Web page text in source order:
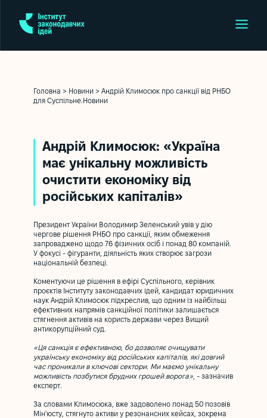
Головна > Новини > Андрій Климосюк про санкції від РНБО
для Суспільне.Новини
Андрій Климосюк: «Україна
має унікальну можливість
очистити економіку від
російських капіталів»
Президент України Володимир Зеленський увів у дію
чергове рішення РНБО про санкції, яким обмеження
запроваджено щодо 76 фізичних осіб і понад 80 компаній.
У фокусі - фігуранти, діяльність яких створює загрози
національній безпеці.
Коментуючи це рішення в ефірі Суспільного, керівник
проєктів Інституту законодавчих ідей, кандидат юридичних
наук Андрій Климосюк підкреслив, що одним із найбільш
ефективних напрямів санкційної політики залишається
стягнення активів на користь держави через Вищий
антикорупційний суд.
«Ця санкція є ефективною, бо дозволяє очищувати
українську економіку від російських капіталів, які довгий
час проникали в ключові сектори. Ми маємо унікальну
можливість позбутися брудних грошей ворога» , - зазначив
експерт.
За словами Климосюка, вже задоволено понад 50 позовів
Мін'юсту, стягнуто активи у резонансних кейсах, зокрема